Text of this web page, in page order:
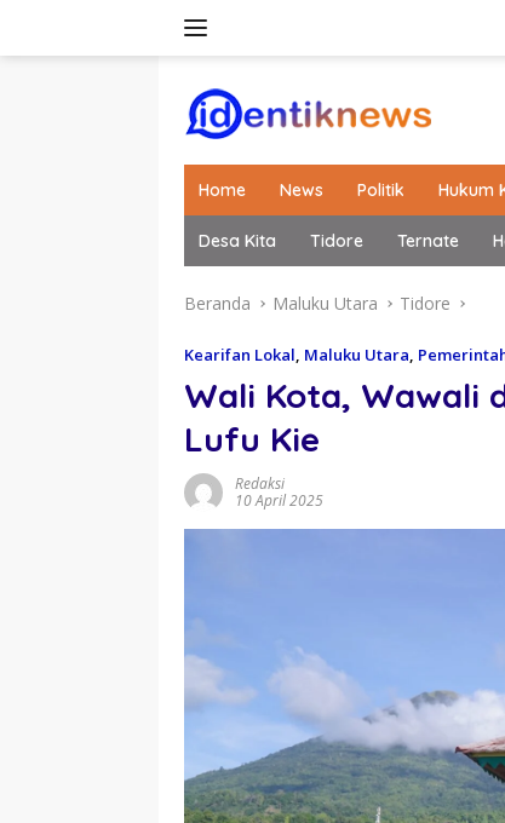
Home News Politik Hukum
Desa Kita Tidore Ternate
Beranda Maluku Utara Tidore
Kearifan Lokal, Maluku Utara,
Wali Kota, Wawali
Lufu Kie
Redaksi
10 April 2025